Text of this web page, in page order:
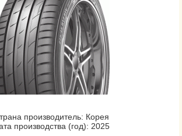
производитель: Корея
производства (год): 2025